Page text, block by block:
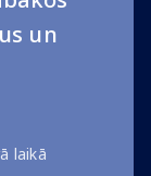
un
laikā